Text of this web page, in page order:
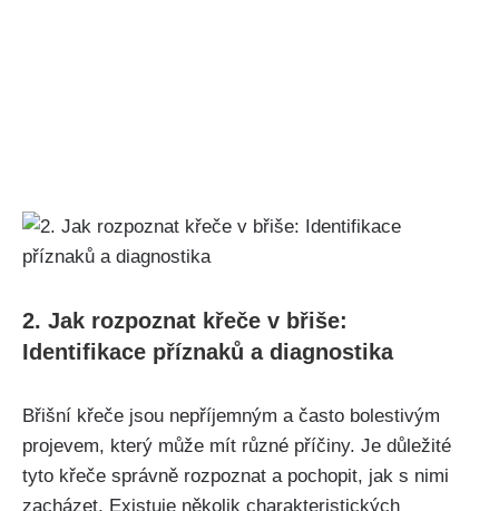
2. Jak rozpoznat křeče v břiše:
Identifikace příznaků a diagnostika
Břišní křeče ‌jsou nepříjemným a často bolestivým
projevem, který může mít různé⁣ příčiny. Je důležité
tyto křeče ⁢správně rozpoznat a pochopit,‌ jak s nimi
zacházet. ‍Existuje několik charakteristických